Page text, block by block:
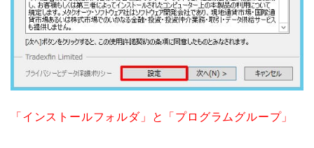
「インストールフォルダ」と「プログラムグループ」